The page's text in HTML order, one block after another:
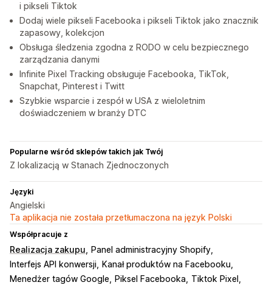
i pikseli Tiktok
Dodaj wiele pikseli Facebooka i pikseli Tiktok jako znacznik
zapasowy, kolekcjon
Obsługa śledzenia zgodna z RODO w celu bezpiecznego
zarządzania danymi
Infinite Pixel Tracking obsługuje Facebooka, TikTok,
Snapchat, Pinterest i Twitt
Szybkie wsparcie i zespół w USA z wieloletnim
doświadczeniem w branży DTC
Popularne wśród sklepów takich jak Twój
Z lokalizacją w Stanach Zjednoczonych
Języki
Angielski
Ta aplikacja nie została przetłumaczona na język Polski
Współpracuje z
Realizacja zakupu
Panel administracyjny Shopify
Interfejs API konwersji
Kanał produktów na Facebooku
Menedżer tagów Google
Piksel Facebooka
Tiktok Pixel